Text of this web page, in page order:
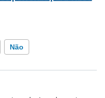
Não
incorreta